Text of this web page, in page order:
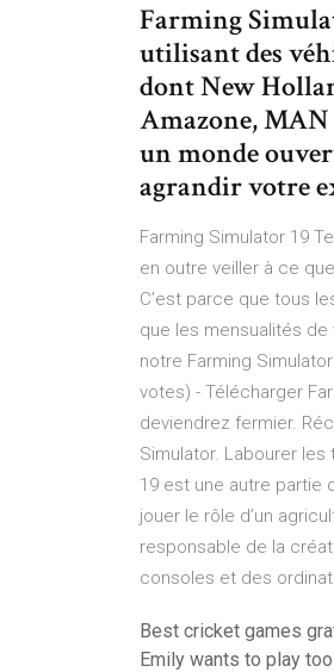
Farming
utilisant des
dont New
Amazone, MAN
un monde
agrandir votre
Farming Simulator 19
en outre veiller à ce
C’est parce que tous
que les mensualités
notre Farming
votes) - Télécharger
deviendrez fermier.
Simulator. Labourer
19 est une autre partie
jouer le rôle d’un
responsable de la
consoles et des
Best cricket games
Emily wants to play